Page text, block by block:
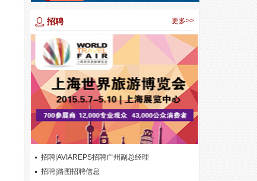
更多>>
招聘
招聘|AVIAREPS招聘广州副总经理
招聘|路图招聘信息